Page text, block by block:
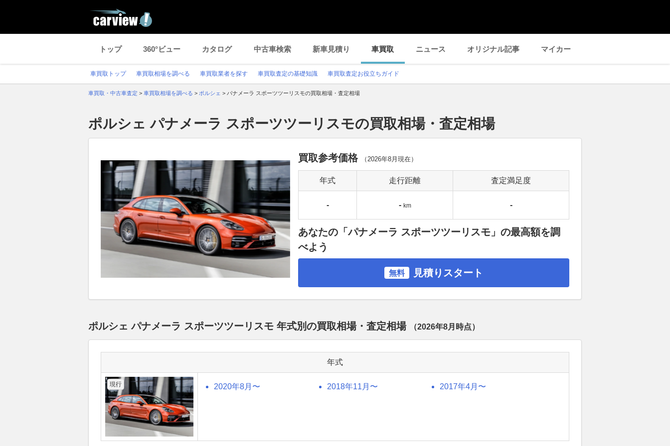
トップ 360°ビュー カタログ 中古車検索 新車見積り 車買取 ニュース オリジナル記事 マイカー
車買取トップ 車買取相場を調べる 車買取業者を探す 車買取査定の基礎知識 車買取査定お役立ちガイド
車買取・中古車査定 > 車買取相場を調べる > ポルシェ > パナメーラ スポーツツーリスモの買取相場・査定相場
ポルシェ パナメーラ スポーツツーリスモの買取相場・査定相場
買取参考価格 （2026年8月 現在）
年式 走行距離 査定満足度
- - km -
あなたの「パナメーラ スポーツツーリスモ」の最高額を調
べよう
無料 見積りスタート
ポルシェ パナメーラ スポーツツーリスモ 年式別の買取相場・査定相場 （2026年8月 時点）
年式
現行 2020年8月〜 2018年11月〜 2017年4月〜